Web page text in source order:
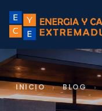
INICIO › BLOG ›